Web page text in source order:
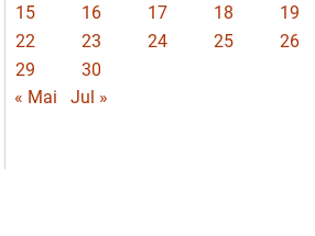
15
16 17 18 19
22
23 24 25 26
29
30
« Mai
Jul »